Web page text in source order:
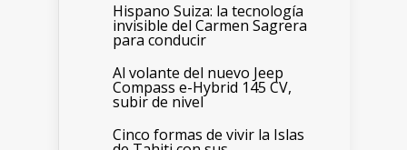
Hispano Suiza: la tecnología
invisible del Carmen Sagrera
para conducir
Al volante del nuevo Jeep
Compass e-Hybrid 145 CV,
subir de nivel
Cinco formas de vivir la Islas